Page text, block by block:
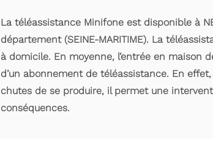
La téléassistance Minifone est disponible à
département (SEINE-MARITIME). La
à domicile. En moyenne, l’entrée en maison
d’un abonnement de téléassistance. En
chutes de se produire, il permet une
conséquences.